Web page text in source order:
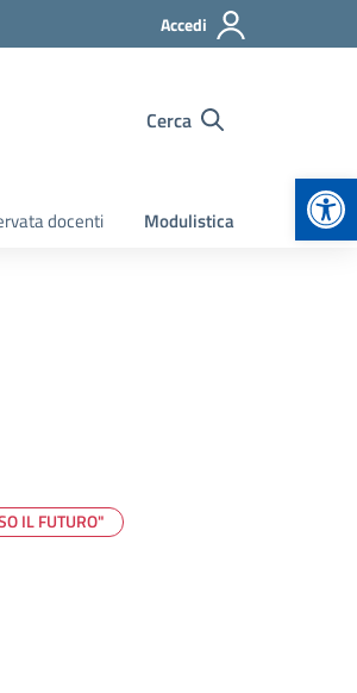
Accedi
Cerca
docenti Modulistica
IL FUTURO"